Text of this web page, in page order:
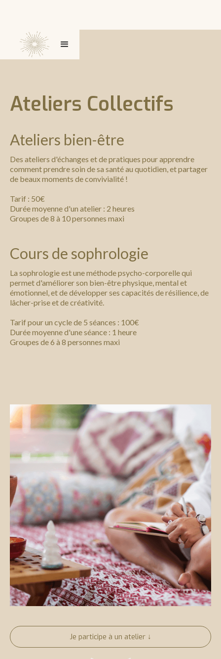
Ateliers Collectifs
Ateliers bien-être
Des ateliers d'échanges et de pratiques pour apprendre
comment prendre soin de sa santé au quotidien, et partager
de beaux moments de convivialité !
Tarif : 50€
Durée moyenne d'un atelier : 2 heures
Groupes de 8 à 10 personnes maxi
Cours de sophrologie
La sophrologie est une méthode psycho-corporelle qui
permet d'améliorer son bien-être physique, mental et
émotionnel, et de développer ses capacités de résilience, de
lâcher-prise et de créativité.
Tarif pour un cycle de 5 séances : 100€
Durée moyenne d'une séance : 1 heure
Groupes de 6 à 8 personnes maxi
Je participe à un atelier ↓